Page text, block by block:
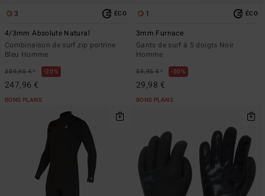
3 ÉCO
4/3mm Absolute Natural
Combinaison de surf zip poitrine
Bleu Homme
309,95 €* 20%
247,96 €
BONS PLANS
1 ÉCO
3mm Furnace
Gants de surf à 5 doigts Noir
Homme
59,95 €* 50%
29,98 €
BONS PLANS